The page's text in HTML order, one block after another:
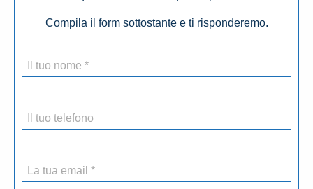
Compila il form sottostante e ti risponderemo.